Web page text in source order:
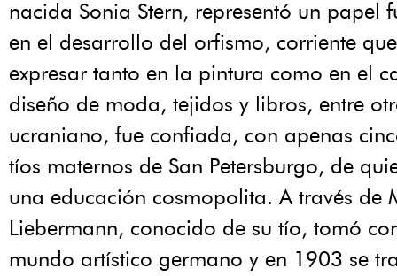
nacida Sonia Stern, representó un papel
en el desarrollo del orfismo, corriente
expresar tanto en la pintura como en el
diseño de moda, tejidos y libros, entre
ucraniano, fue confiada, con apenas
tíos maternos de San Petersburgo, de
una educación cosmopolita. A través de
Liebermann, conocido de su tío, tomó
mundo artístico germano y en 1903 se